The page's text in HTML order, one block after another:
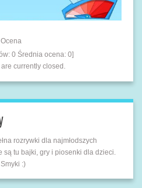
Ocena
0 Średnia ocena: 0]
currently closed.
rozrywki dla najmłodszych
są tu bajki, gry i piosenki dla dzieci.
:)